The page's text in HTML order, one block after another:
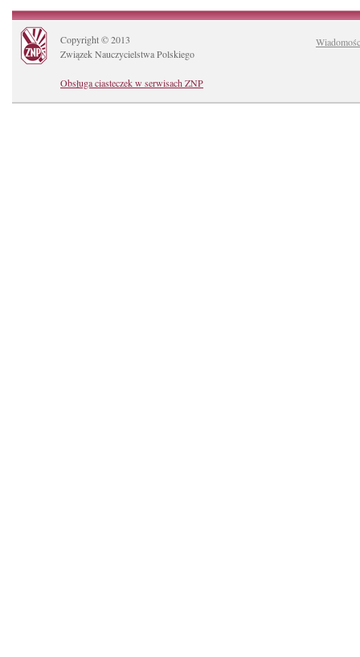
Copyright © 2013
Związek Nauczycielstwa Polskiego
Obsługa ciasteczek w serwisach ZNP